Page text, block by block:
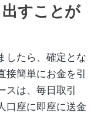
すことが
したら、確定とな
接簡単にお金を引
スは、毎日取引
口座に即座に送金